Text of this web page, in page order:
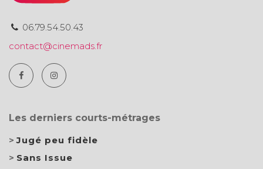
06.79.54.50.43
contact@cinemads.fr
Les derniers courts-métrages
Jugé peu fidèle
Sans Issue